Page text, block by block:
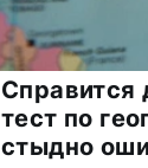
Справится
тест по
стыдно